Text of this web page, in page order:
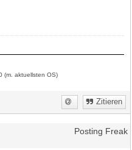
(m. aktuellsten OS)
Zitieren
Posting Freak